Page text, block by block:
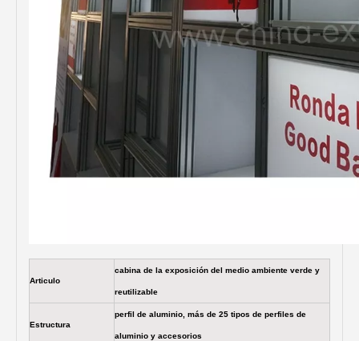
Articulo
cabina de la exposición del medio ambiente verde y
reutilizable
Estructura
perfil de aluminio, más de 25 tipos de perfiles de
aluminio y accesorios